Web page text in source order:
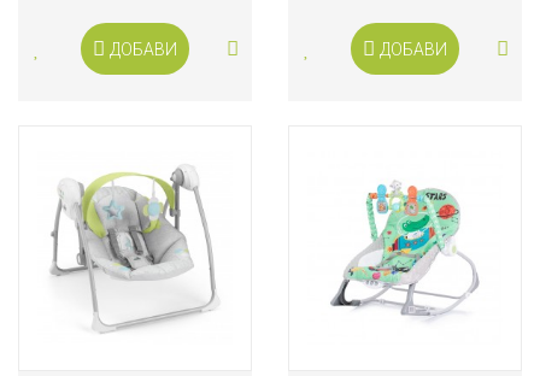
ДОБАВИ ДОБАВИ